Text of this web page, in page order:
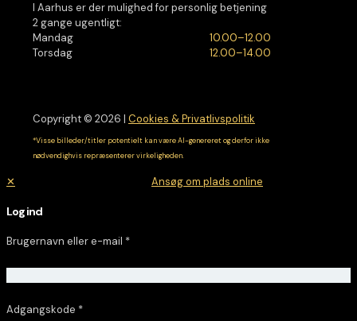
I Aarhus er der mulighed for personlig betjening
2 gange ugentligt:
Mandag
10.00–12.00
Torsdag
12.00–14.00
Copyright © 2026 | Cookies & Privatlivspolitik
*Visse billeder/titler potentielt kan være AI-genereret og derfor ikke
nødvendighvis repræsenterer virkeligheden.
Ansøg om plads online
✕
Log ind
Brugernavn eller e-mail *
Adgangskode *